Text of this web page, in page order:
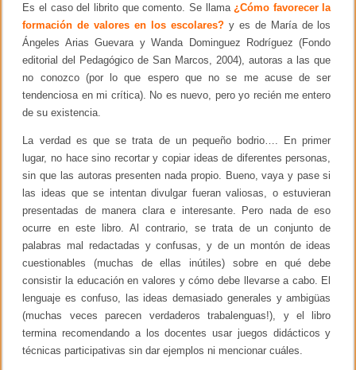
Es el caso del librito que comento. Se llama ¿Cómo favorecer la
formación de valores en los escolares? y es de María de los
Ángeles Arias Guevara y Wanda Dominguez Rodríguez (Fondo
editorial del Pedagógico de San Marcos, 2004), autoras a las que
no conozco (por lo que espero que no se me acuse de ser
tendenciosa en mi crítica). No es nuevo, pero yo recién me entero
de su existencia.
La verdad es que se trata de un pequeño bodrio…. En primer
lugar, no hace sino recortar y copiar ideas de diferentes personas,
sin que las autoras presenten nada propio. Bueno, vaya y pase si
las ideas que se intentan divulgar fueran valiosas, o estuvieran
presentadas de manera clara e interesante. Pero nada de eso
ocurre en este libro. Al contrario, se trata de un conjunto de
palabras mal redactadas y confusas, y de un montón de ideas
cuestionables (muchas de ellas inútiles) sobre en qué debe
consistir la educación en valores y cómo debe llevarse a cabo. El
lenguaje es confuso, las ideas demasiado generales y ambigüas
(muchas veces parecen verdaderos trabalenguas!), y el libro
termina recomendando a los docentes usar juegos didácticos y
técnicas participativas sin dar ejemplos ni mencionar cuáles.